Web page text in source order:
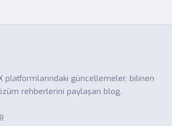
platformlarındaki güncellemeler, bilinen
rehberlerini paylaşan blog.